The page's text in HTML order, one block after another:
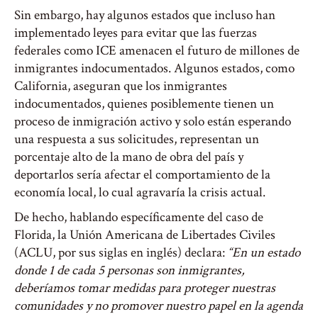
Sin embargo, hay algunos estados que incluso han
implementado leyes para evitar que las fuerzas
federales como ICE amenacen el futuro de millones de
inmigrantes indocumentados. Algunos estados, como
California, aseguran que los inmigrantes
indocumentados, quienes posiblemente tienen un
proceso de inmigración activo y solo están esperando
una respuesta a sus solicitudes, representan un
porcentaje alto de la mano de obra del país y
deportarlos sería afectar el comportamiento de la
economía local, lo cual agravaría la crisis actual.
De hecho, hablando específicamente del caso de
Florida, la Unión Americana de Libertades Civiles
(ACLU, por sus siglas en inglés) declara: “En un estado
donde 1 de cada 5 personas son inmigrantes,
deberíamos tomar medidas para proteger nuestras
comunidades y no promover nuestro papel en la agenda